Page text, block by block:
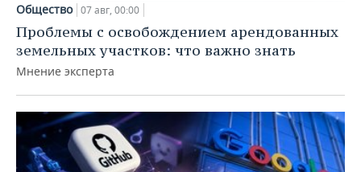
Общество 07 авг, 00:00
Проблемы с освобождением арендованных
земельных участков: что важно знать
Мнение эксперта